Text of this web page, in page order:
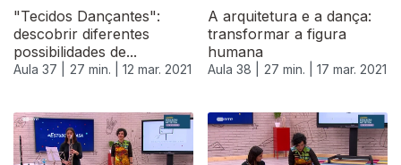
"Tecidos Dançantes":
descobrir diferentes
possibilidades de...
Aula 37 | 27 min. | 12 mar. 2021
A arquitetura e a dança:
transformar a figura
humana
Aula 38 | 27 min. | 17 mar. 2021